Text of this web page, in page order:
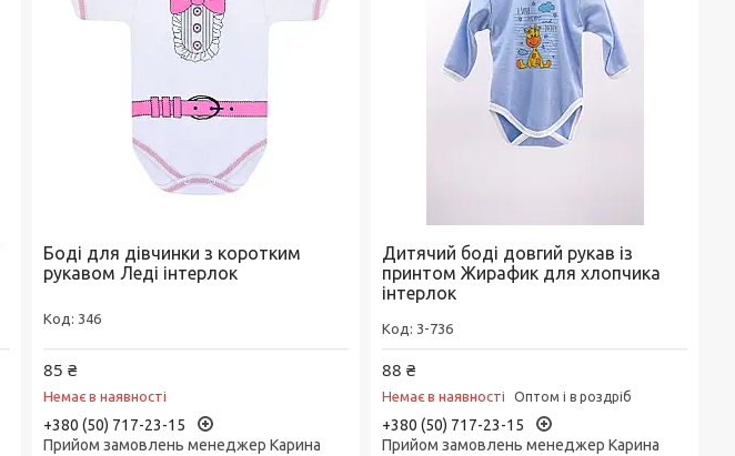
Боді для дівчинки з коротким
рукавом Леді інтерлок
346
85 ₴
Немає в наявності
+380 (50) 717-23-15
Прийом замовлень менеджер Карина
Дитячий боді довгий рукав із
принтом Жирафик для хлопчика
інтерлок
3-736
88 ₴
Немає в наявності Оптом і в роздріб
+380 (50) 717-23-15
Прийом замовлень менеджер Карина